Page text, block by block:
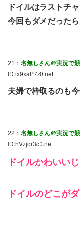
ドイルはラストチ
今回もダメだった
21： 名無しさん＠実況で
ID:ix9xaP7z0.net
夫婦で枠取るのも
22： 名無しさん＠実況で
ID:hVzjor3q0.net
ドイルかわいい
ドイルのどこが